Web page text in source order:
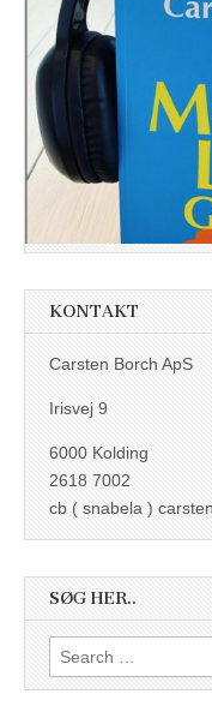
KONTAKT
Carsten Borch ApS
Irisvej 9
6000 Kolding
2618 7002
cb ( snabela )
SØG HER..
Search
for: